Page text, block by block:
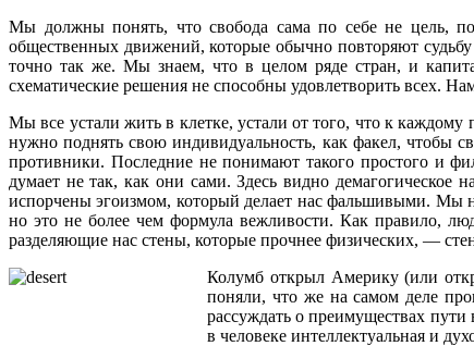
Мы должны понять, что свобода сама по себе не цель,
общественных движений, которые обычно повторяют
точно так же. Мы знаем, что в целом ряде стран, и
схематические решения не способны удовлетворить всех.
Мы все устали жить в клетке, устали от того, что к
нужно поднять свою индивидуальность, как факел, чтобы
противники. Последние не понимают такого простого и
думает не так, как они сами. Здесь видно
испорчены эгоизмом, который делает нас фальшивыми. Мы
но это не более чем формула вежливости. Как правило,
разделяющие нас стены, которые прочнее физических, —
Колумб открыл Америку (или
поняли, что же на самом деле
рассуждать о преимуществах
в человеке интеллектуальная и